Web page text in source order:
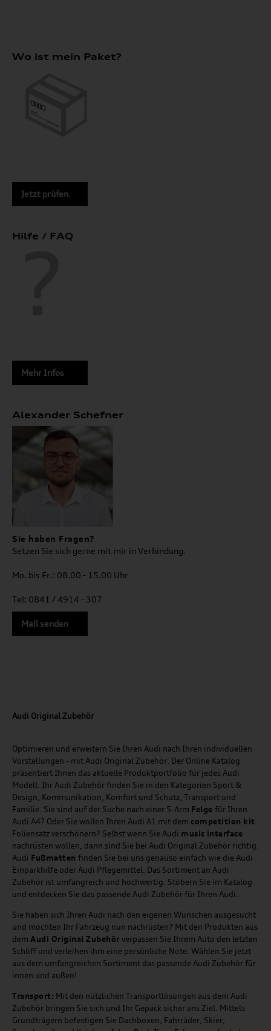
Wo ist mein Paket?
Jetzt prüfen
Hilfe / FAQ
Mehr Infos
Alexander Schefner
Sie haben Fragen?
Setzen Sie sich gerne mit mir in Verbindung.
Mo. bis Fr.: 08.00 - 15.00 Uhr
Tel: 0841 / 4914 - 307
Mail senden
Audi Original Zubehör
Optimieren und erweitern Sie Ihren Audi nach Ihren individuellen
Vorstellungen - mit Audi Original Zubehör. Der Online Katalog
präsentiert Ihnen das aktuelle Produktportfolio für jedes Audi
Modell. Ihr Audi Zubehör finden Sie in den Kategorien Sport &
Design, Kommunikation, Komfort und Schutz, Transport und
Familie. Sie sind auf der Suche nach einer 5-Arm Felge für Ihren
Audi A4? Oder Sie wollen Ihren Audi A1 mit dem competition kit
Foliensatz verschönern? Selbst wenn Sie Audi music interface
nachrüsten wollen, dann sind Sie bei Audi Original Zubehör richtig.
Audi Fußmatten finden Sie bei uns genauso einfach wie die Audi
Einparkhilfe oder Audi Pflegemittel. Das Sortiment an Audi
Zubehör ist umfangreich und hochwertig. Stöbern Sie im Katalog
und entdecken Sie das passende Audi Zubehör für Ihren Audi.
Sie haben sich Ihren Audi nach den eigenen Wünschen ausgesucht
und möchten Ihr Fahrzeug nun nachrüsten? Mit den Produkten aus
dem Audi Original Zubehör verpassen Sie Ihrem Auto den letzten
Schliff und verleihen ihm eine persönliche Note. Wählen Sie jetzt
aus dem umfangreichen Sortiment das passende Audi Zubehör für
innen und außen!
Transport: Mit den nützlichen Transportlösungen aus dem Audi
Zubehör bringen Sie sich und Ihr Gepäck sicher ans Ziel. Mittels
Grundträgern befestigen Sie Dachboxen, Fahrräder, Skier,